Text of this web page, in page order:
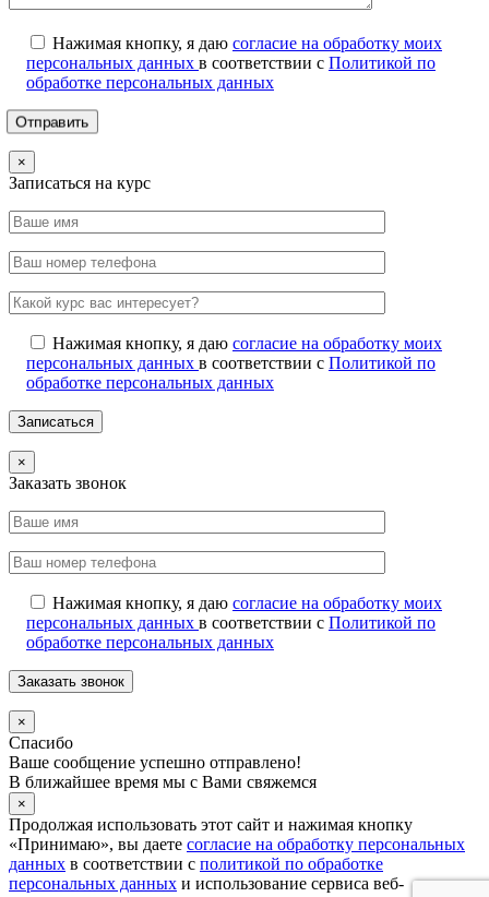
Нажимая кнопку, я даю согласие на обработку моих
персональных данных в соответствии с Политикой по
обработке персональных данных
×
Записаться на курс
Нажимая кнопку, я даю согласие на обработку моих
персональных данных в соответствии с Политикой по
обработке персональных данных
×
Заказать звонок
Нажимая кнопку, я даю согласие на обработку моих
персональных данных в соответствии с Политикой по
обработке персональных данных
×
Спасибо
Ваше сообщение успешно отправлено!
В ближайшее время мы с Вами свяжемся
×
Продолжая использовать этот сайт и нажимая кнопку
«Принимаю», вы даете согласие на обработку персональных
данных в соответствии с политикой по обработке
персональных данных и использование сервиса веб-